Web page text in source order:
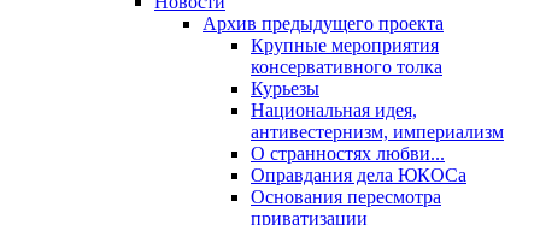
Архив предыдущего проекта
Крупные мероприятия
консервативного толка
Курьезы
Национальная идея,
антивестернизм, империализм
О странностях любви...
Оправдания дела ЮКОСа
Основания пересмотра
приватизации